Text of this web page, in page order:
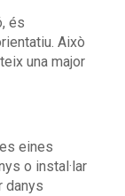
és
Això
una major
eines
o instal·lar
danys